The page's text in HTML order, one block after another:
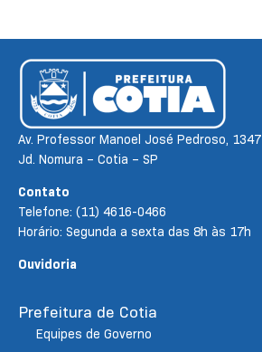
Av. Professor Manoel José Pedroso, 1347
Jd. Nomura – Cotia – SP
Contato
Telefone: (11) 4616-0466
Horário: Segunda a sexta das 8h às 17h
Ouvidoria
Prefeitura de Cotia
Equipes de Governo